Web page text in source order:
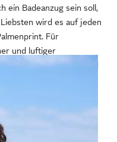
ein Badeanzug sein soll,
wird es auf jeden
Für
und luftiger
vielseitig Wäsche und
Ratgeber:
die Wahl